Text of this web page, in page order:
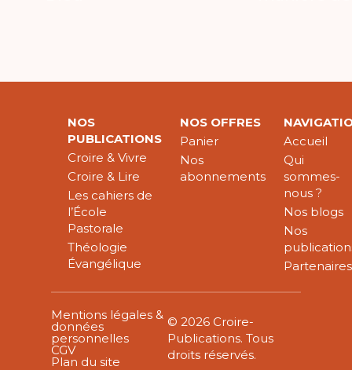
NOS
PUBLICATIONS
Croire & Vivre
Croire & Lire
Les cahiers de
l’École
Pastorale
Théologie
Évangélique
NOS OFFRES
Panier
Nos
abonnements
Accueil
Qui
sommes-
nous ?
Nos blogs
Nos
Partenaires
Mentions légales &
données
personnelles
CGV
Plan du site
© 2026 Croire-
Publications. Tous
droits réservés.